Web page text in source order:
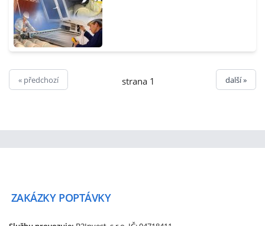
« předchozí strana 1 další »
ZAKÁZKY POPTÁVKY